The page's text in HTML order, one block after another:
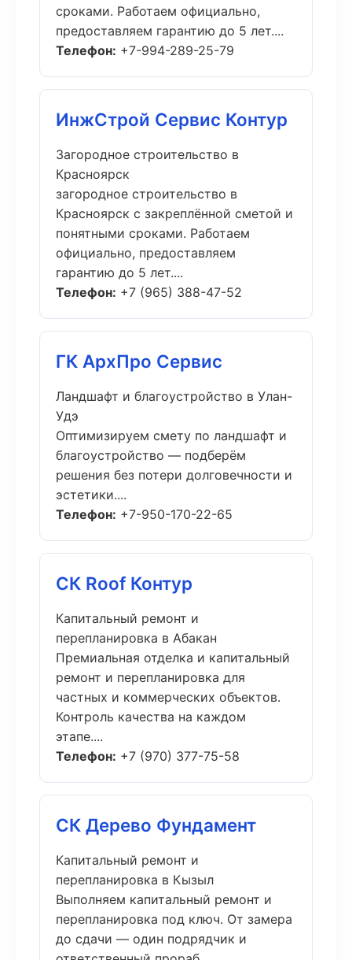
сроками. Работаем официально,
предоставляем гарантию до 5 лет....
Телефон: +7-994-289-25-79
ИнжСтрой Сервис Контур
Загородное строительство в
Красноярск
загородное строительство в
Красноярск с закреплённой сметой и
понятными сроками. Работаем
официально, предоставляем
гарантию до 5 лет....
Телефон: +7 (965) 388-47-52
ГК АрхПро Сервис
Ландшафт и благоустройство в Улан-
Удэ
Оптимизируем смету по ландшафт и
благоустройство — подберём
решения без потери долговечности и
эстетики....
Телефон: +7-950-170-22-65
СК Roof Контур
Капитальный ремонт и
перепланировка в Абакан
Премиальная отделка и капитальный
ремонт и перепланировка для
частных и коммерческих объектов.
Контроль качества на каждом
этапе....
Телефон: +7 (970) 377-75-58
СК Дерево Фундамент
Капитальный ремонт и
перепланировка в Кызыл
Выполняем капитальный ремонт и
перепланировка под ключ. От замера
до сдачи — один подрядчик и